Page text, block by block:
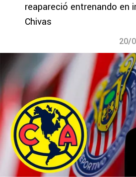
reapareció entrenando en
Chivas
20/